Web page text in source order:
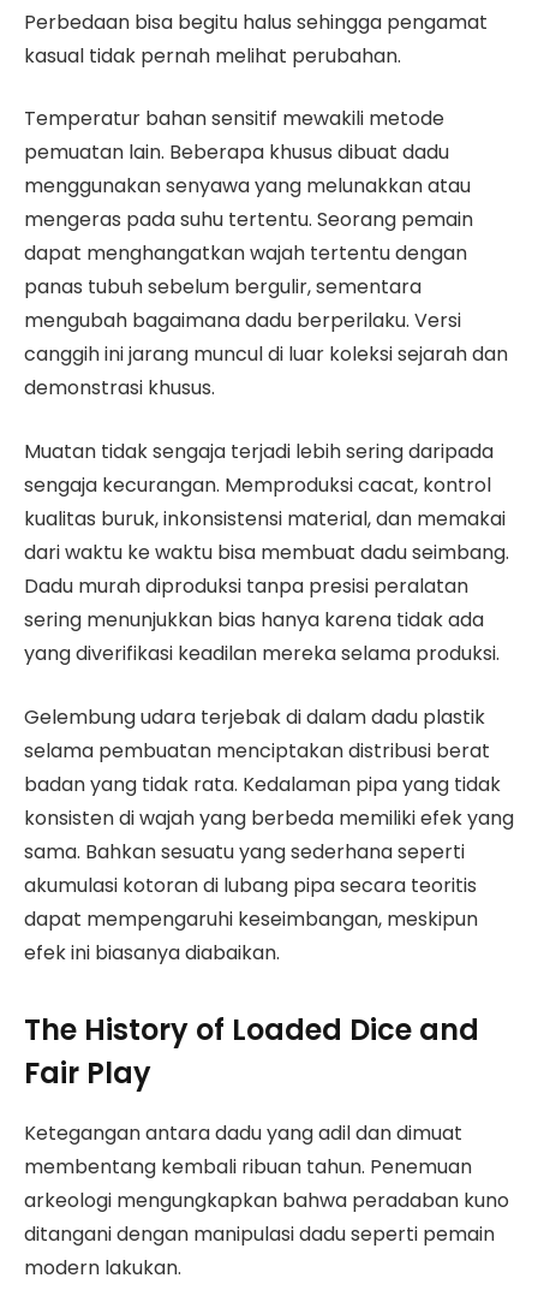
Perbedaan bisa begitu halus sehingga pengamat
kasual tidak pernah melihat perubahan.
Temperatur bahan sensitif mewakili metode
pemuatan lain. Beberapa khusus dibuat dadu
menggunakan senyawa yang melunakkan atau
mengeras pada suhu tertentu. Seorang pemain
dapat menghangatkan wajah tertentu dengan
panas tubuh sebelum bergulir, sementara
mengubah bagaimana dadu berperilaku. Versi
canggih ini jarang muncul di luar koleksi sejarah dan
demonstrasi khusus.
Muatan tidak sengaja terjadi lebih sering daripada
sengaja kecurangan. Memproduksi cacat, kontrol
kualitas buruk, inkonsistensi material, dan memakai
dari waktu ke waktu bisa membuat dadu seimbang.
Dadu murah diproduksi tanpa presisi peralatan
sering menunjukkan bias hanya karena tidak ada
yang diverifikasi keadilan mereka selama produksi.
Gelembung udara terjebak di dalam dadu plastik
selama pembuatan menciptakan distribusi berat
badan yang tidak rata. Kedalaman pipa yang tidak
konsisten di wajah yang berbeda memiliki efek yang
sama. Bahkan sesuatu yang sederhana seperti
akumulasi kotoran di lubang pipa secara teoritis
dapat mempengaruhi keseimbangan, meskipun
efek ini biasanya diabaikan.
The History of Loaded Dice and
Fair Play
Ketegangan antara dadu yang adil dan dimuat
membentang kembali ribuan tahun. Penemuan
arkeologi mengungkapkan bahwa peradaban kuno
ditangani dengan manipulasi dadu seperti pemain
modern lakukan.